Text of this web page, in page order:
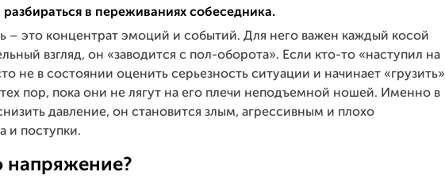
в переживаниях собеседника.
– это концентрат эмоций и событий. Для него важен каждый косой
взгляд, он «заводится с пол-оборота». Если кто-то «наступил на
не в состоянии оценить серьезность ситуации и начинает «грузить»
пор, пока они не лягут на его плечи неподъемной ношей. Именно в
давление, он становится злым, агрессивным и плохо
и поступки.
напряжение?